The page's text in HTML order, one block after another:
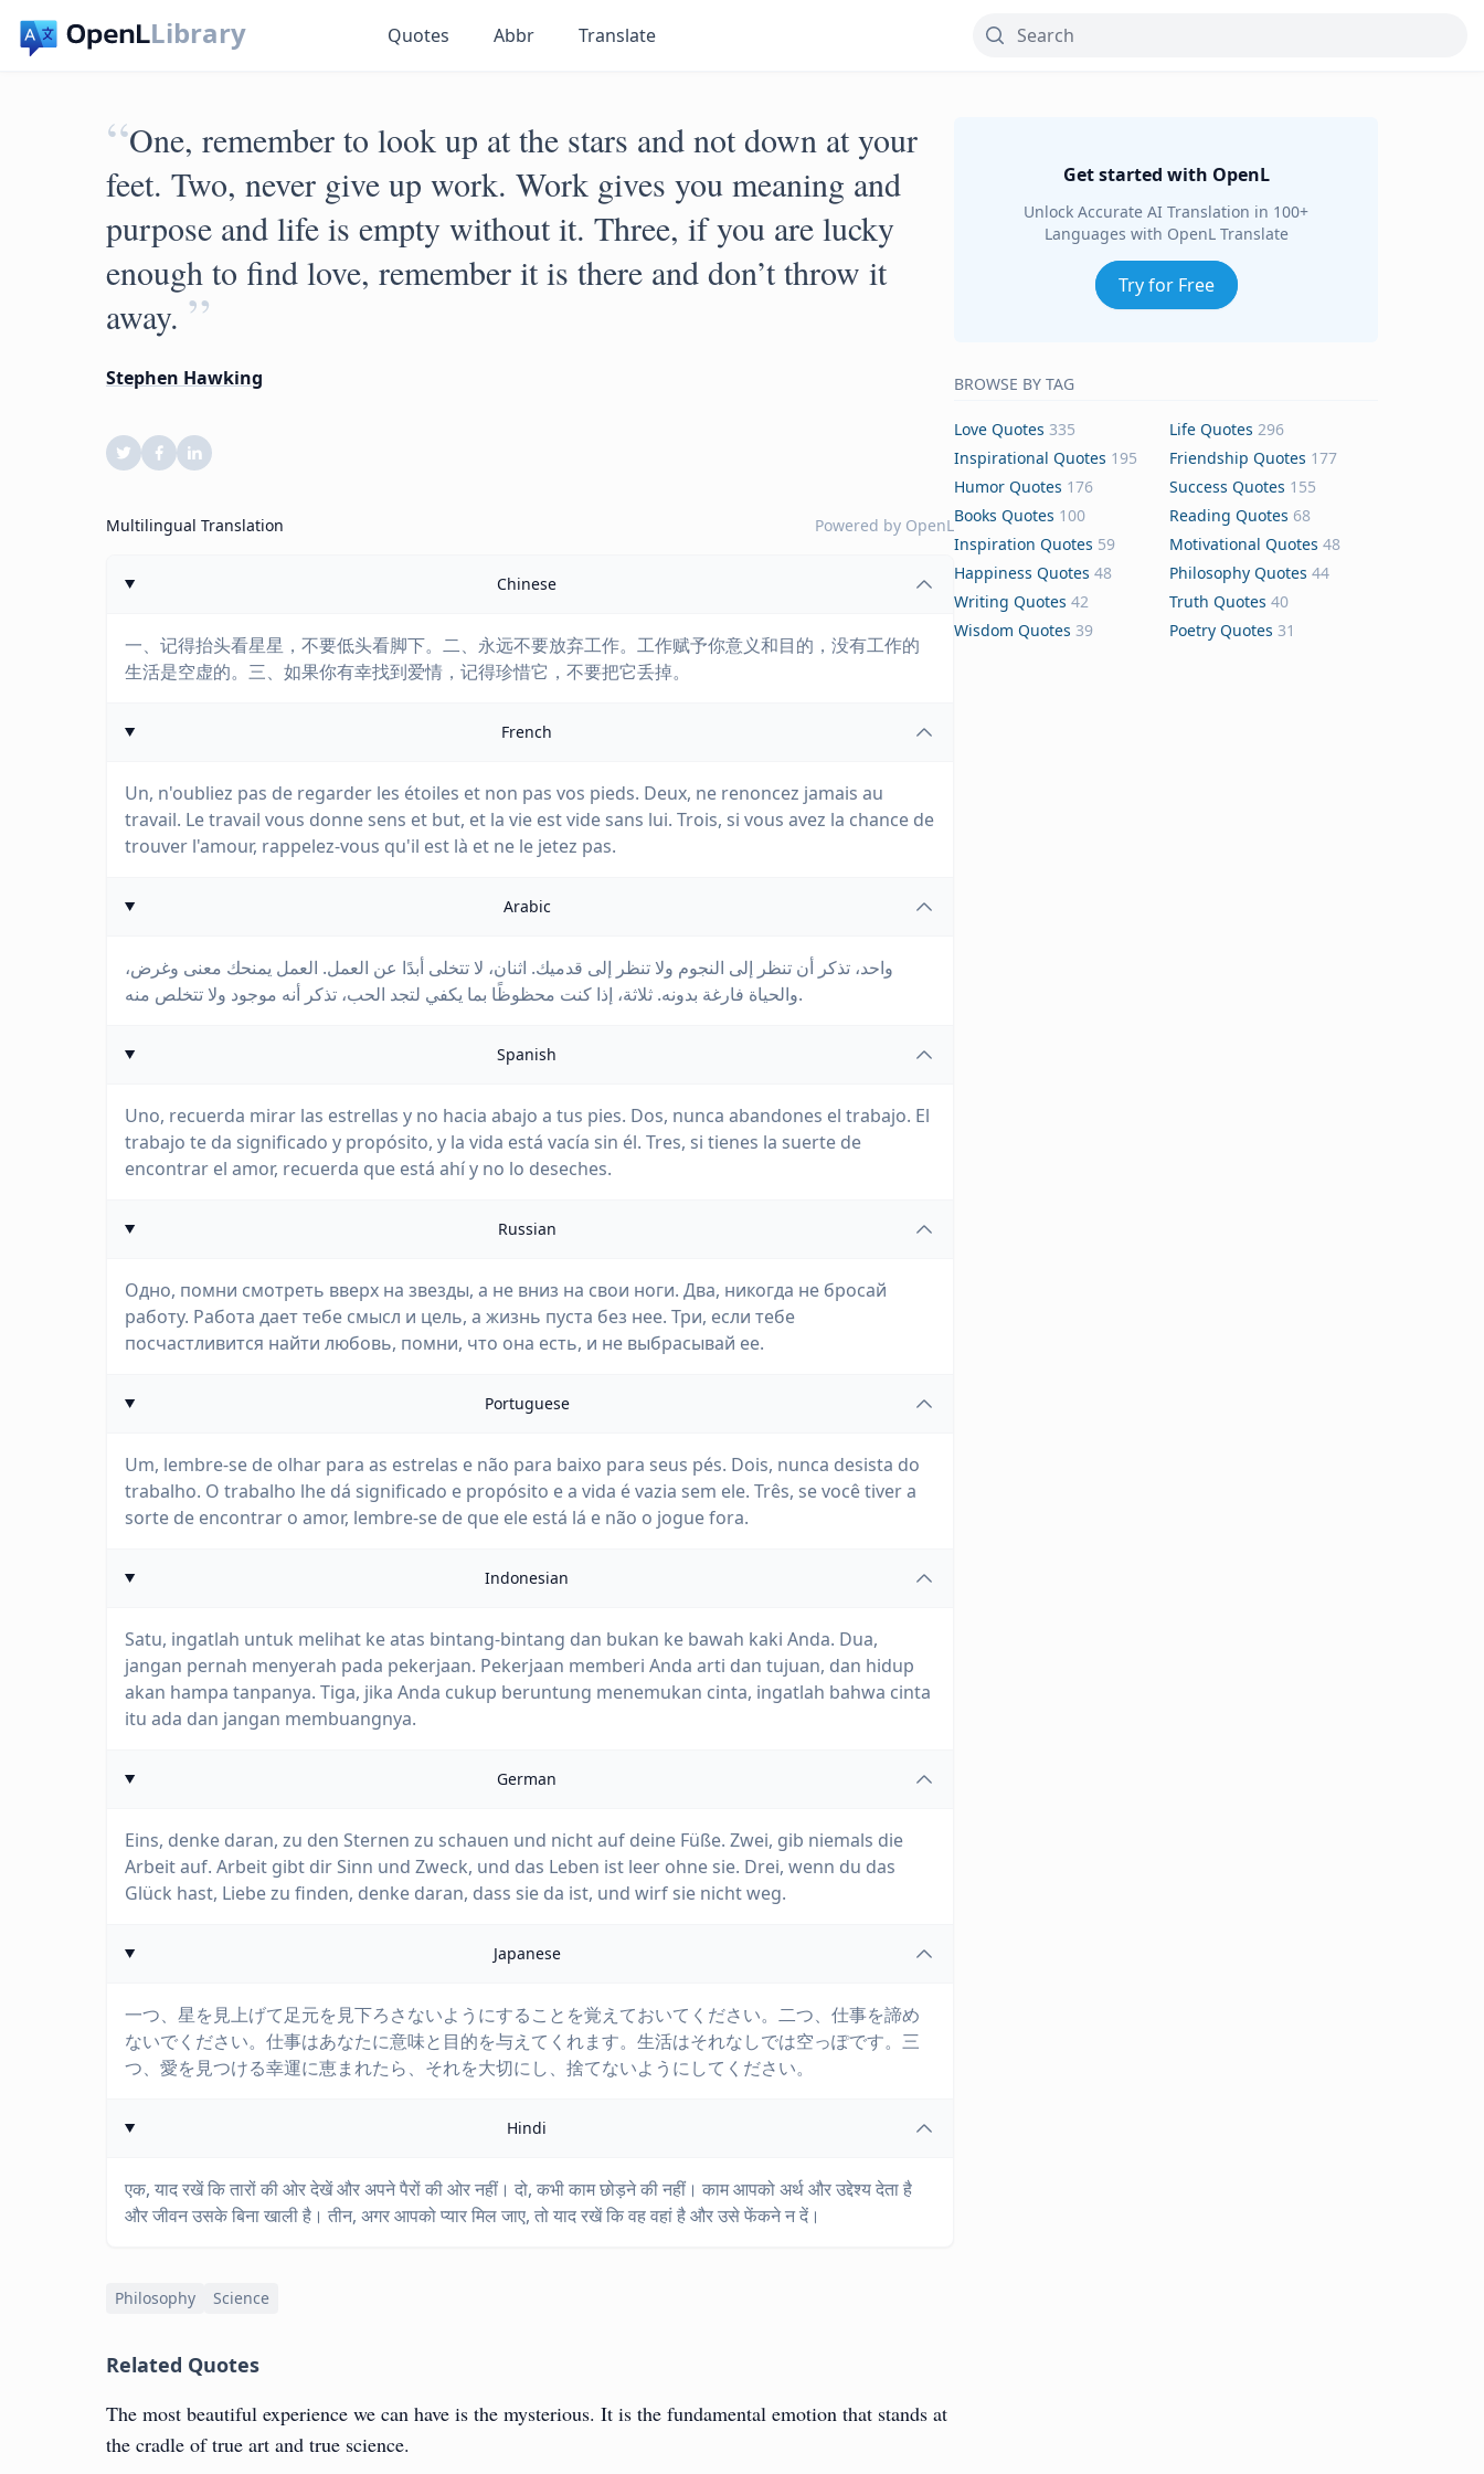
Library Quotes Abbr Translate
“One, remember to look up at the stars and not down at your
feet. Two, never give up work. Work gives you meaning and
purpose and life is empty without it. Three, if you are lucky
enough to find love, remember it is there and don’t throw it
away. ”
Stephen Hawking
Multilingual Translation Powered by OpenL
Chinese
一、记得抬头看星星，不要低头看脚下。二、永远不要放弃工作。工作赋予你意义和目的，没有工作的
生活是空虚的。三、如果你有幸找到爱情，记得珍惜它，不要把它丢掉。
French
Un, n'oubliez pas de regarder les étoiles et non pas vos pieds. Deux, ne renoncez jamais au
travail. Le travail vous donne sens et but, et la vie est vide sans lui. Trois, si vous avez la chance de
trouver l'amour, rappelez-vous qu'il est là et ne le jetez pas.
Arabic
واحد، تذكر أن تنظر إلى النجوم ولا تنظر إلى قدميك. اثنان، لا تتخلى أبدًا عن العمل. العمل يمنحك معنى وغرض،
والحياة فارغة بدونه. ثلاثة، إذا كنت محظوظًا بما يكفي لتجد الحب، تذكر أنه موجود ولا تتخلص منه.
Spanish
Uno, recuerda mirar las estrellas y no hacia abajo a tus pies. Dos, nunca abandones el trabajo. El
trabajo te da significado y propósito, y la vida está vacía sin él. Tres, si tienes la suerte de
encontrar el amor, recuerda que está ahí y no lo deseches.
Russian
Одно, помни смотреть вверх на звезды, а не вниз на свои ноги. Два, никогда не бросай
работу. Работа дает тебе смысл и цель, а жизнь пуста без нее. Три, если тебе
посчастливится найти любовь, помни, что она есть, и не выбрасывай ее.
Portuguese
Um, lembre-se de olhar para as estrelas e não para baixo para seus pés. Dois, nunca desista do
trabalho. O trabalho lhe dá significado e propósito e a vida é vazia sem ele. Três, se você tiver a
sorte de encontrar o amor, lembre-se de que ele está lá e não o jogue fora.
Indonesian
Satu, ingatlah untuk melihat ke atas bintang-bintang dan bukan ke bawah kaki Anda. Dua,
jangan pernah menyerah pada pekerjaan. Pekerjaan memberi Anda arti dan tujuan, dan hidup
akan hampa tanpanya. Tiga, jika Anda cukup beruntung menemukan cinta, ingatlah bahwa cinta
itu ada dan jangan membuangnya.
German
Eins, denke daran, zu den Sternen zu schauen und nicht auf deine Füße. Zwei, gib niemals die
Arbeit auf. Arbeit gibt dir Sinn und Zweck, und das Leben ist leer ohne sie. Drei, wenn du das
Glück hast, Liebe zu finden, denke daran, dass sie da ist, und wirf sie nicht weg.
Japanese
一つ、星を見上げて足元を見下ろさないようにすることを覚えておいてください。二つ、仕事を諦め
ないでください。仕事はあなたに意味と目的を与えてくれます。生活はそれなしでは空っぽです。三
つ、愛を見つける幸運に恵まれたら、それを大切にし、捨てないようにしてください。
Hindi
एक, याद रखें कि तारों की ओर देखें और अपने पैरों की ओर नहीं। दो, कभी काम छोड़ने की नहीं। काम आपको अर्थ और उद्देश्य देता है
और जीवन उसके बिना खाली है। तीन, अगर आपको प्यार मिल जाए, तो याद रखें कि वह वहां है और उसे फेंकने न दें।
Philosophy Science
Related Quotes
The most beautiful experience we can have is the mysterious. It is the fundamental emotion that stands at
the cradle of true art and true science.
Get started with OpenL
Unlock Accurate AI Translation in 100+
Languages with OpenL Translate
Try for Free
BROWSE BY TAG
Love Quotes 335 Life Quotes 296
Inspirational Quotes 195 Friendship Quotes 177
Humor Quotes 176 Success Quotes 155
Books Quotes 100 Reading Quotes 68
Inspiration Quotes 59 Motivational Quotes 48
Happiness Quotes 48 Philosophy Quotes 44
Writing Quotes 42 Truth Quotes 40
Wisdom Quotes 39 Poetry Quotes 31